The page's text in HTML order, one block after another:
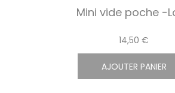
Mini vide poche -
14,50 €
AJOUTER PANIER